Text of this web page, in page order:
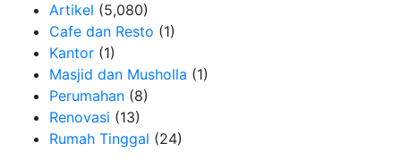
Artikel (5,080)
Cafe dan Resto (1)
Kantor (1)
Masjid dan Musholla (1)
Perumahan (8)
Renovasi (13)
Rumah Tinggal (24)